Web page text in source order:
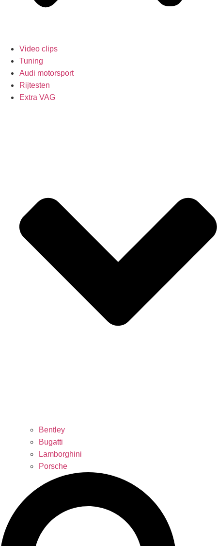
Video clips
Tuning
Audi motorsport
Rijtesten
Extra VAG
Bentley
Bugatti
Lamborghini
Porsche